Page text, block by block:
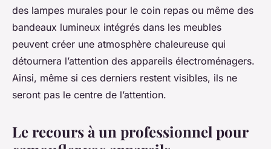
des lampes murales pour le coin repas ou même des
bandeaux lumineux intégrés dans les meubles
peuvent créer une atmosphère chaleureuse qui
détournera l’attention des appareils électroménagers.
Ainsi, même si ces derniers restent visibles, ils ne
seront pas le centre de l’attention.
Le recours à un professionnel pour